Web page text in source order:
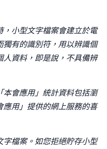
小型文字檔案會建立於電
有的識別符，用以辨識個
資料，即是說，不具備辨
會應用」統計資料包括瀏
用」提供的網上服務的喜
檔案。如您拒絕貯存小型